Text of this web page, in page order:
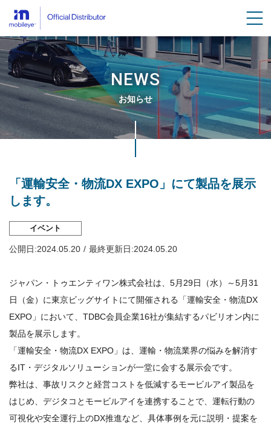
NEWS
お知らせ
Breadcrumbs
「運輸安全・物流DX EXPO」にて製品を展示
します。
イベント
公開日:2024.05.20 最終更新日:2024.05.20
ジャパン・トゥエンティワン株式会社は、5月29日（水）～5月31
日（金）に東京ビッグサイトにて開催される「運輸安全・物流DX
EXPO」において、TDBC会員企業16社が集結するパビリオン内に
製品を展示します。
「運輸安全・物流DX EXPO」は、運輸・物流業界の悩みを解消す
るIT・デジタルソリューションが一堂に会する展示会です。
弊社は、事故リスクと経営コストを低減するモービルアイ製品を
はじめ、デジタコとモービルアイを連携することで、運転行動の
可視化や安全運行上のDX推進など、具体事例を元に説明・提案を